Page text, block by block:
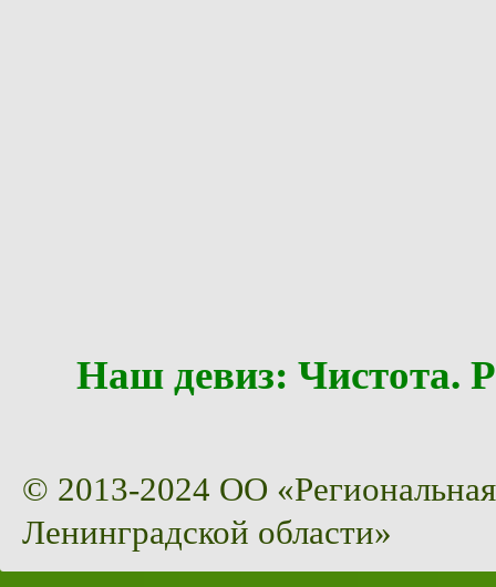
Наш девиз:
© 2013-2024 ОО
Ленинградской области»